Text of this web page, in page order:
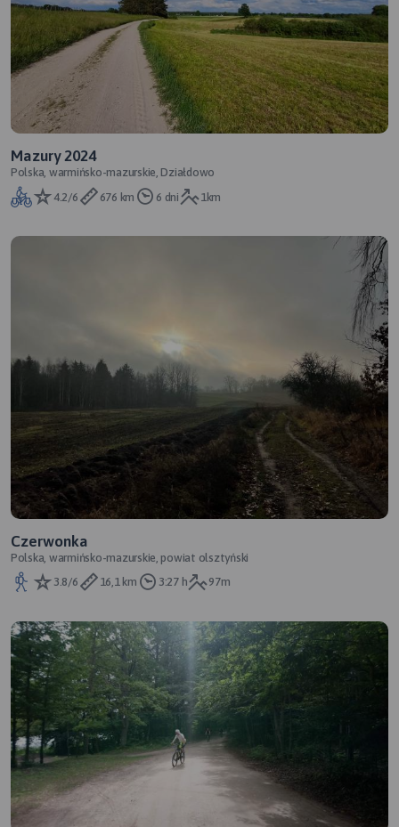
Mazury 2024
Polska, warmińsko-mazurskie, Działdowo
4.2/6
676 km 6 dni 1km
Czerwonka
Polska, warmińsko-mazurskie, powiat olsztyński
3.8/6
16,1 km 3:27 h 97m